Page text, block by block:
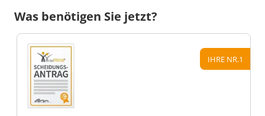
Was benötigen Sie jetzt?
IHRE NR.1